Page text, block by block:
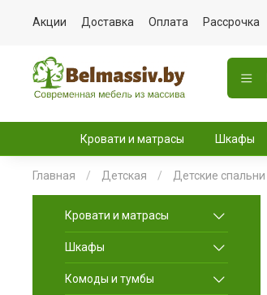
Акции Доставка Оплата Рассрочка
Кровати и матрасы Шкафы
Главная Детская Детские спальни
Кровати и матрасы
Шкафы
Комоды и тумбы